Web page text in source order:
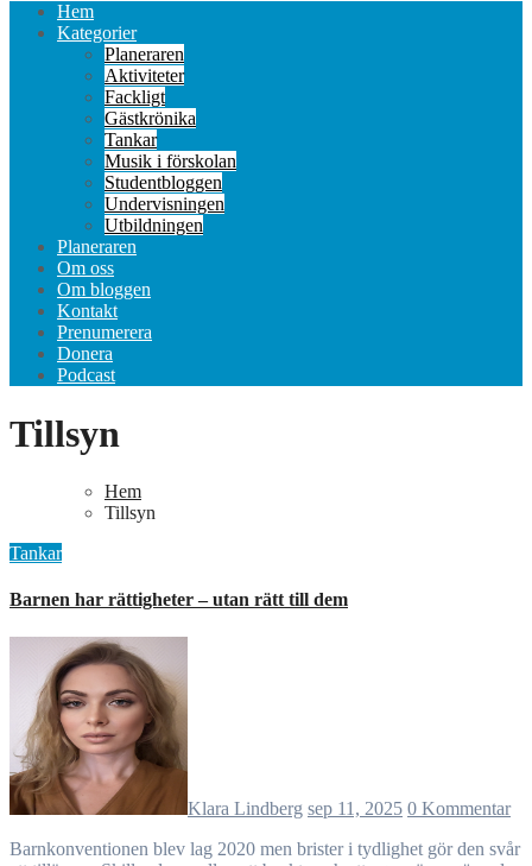
Hem
Kategorier
Planeraren
Aktiviteter
Fackligt
Gästkrönika
Tankar
Musik i förskolan
Studentbloggen
Undervisningen
Utbildningen
Planeraren
Om oss
Om bloggen
Kontakt
Prenumerera
Donera
Podcast
Tillsyn
Hem
Tillsyn
Tankar
Barnen har rättigheter – utan rätt till dem
Klara Lindberg sep 11, 2025 0 Kommentar
Barnkonventionen blev lag 2020 men brister i tydlighet gör den svår